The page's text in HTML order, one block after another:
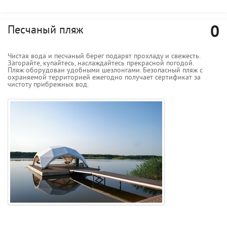
Песчаный пляж 0
Чистая вода и песчаный берег подарят прохладу и свежесть.
Загорайте, купайтесь, наслаждайтесь прекрасной погодой.
Пляж оборудован удобными шезлонгами. Безопасный пляж с
охраняемой территорией ежегодно получает сертификат за
чистоту прибрежных вод.